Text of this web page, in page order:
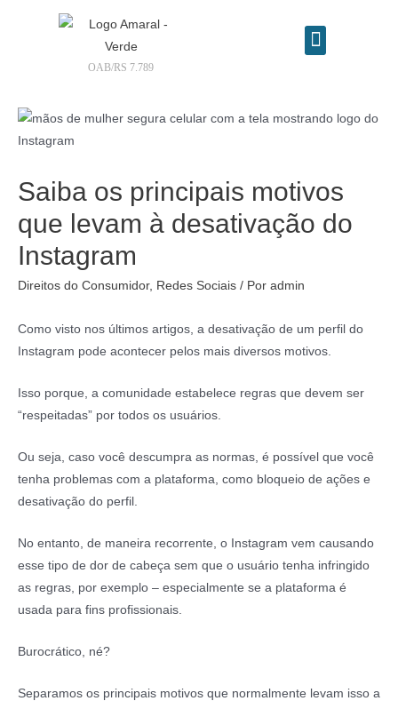
OAB/RS 7.789
Saiba os principais motivos
que levam à desativação do
Instagram
Direitos do Consumidor, Redes Sociais / Por admin
Como visto nos últimos artigos, a desativação de um perfil do
Instagram pode acontecer pelos mais diversos motivos.
Isso porque, a comunidade estabelece regras que devem ser
“respeitadas” por todos os usuários.
Ou seja, caso você descumpra as normas, é possível que você
tenha problemas com a plataforma, como bloqueio de ações e
desativação do perfil.
No entanto, de maneira recorrente, o Instagram vem causando
esse tipo de dor de cabeça sem que o usuário tenha infringido
as regras, por exemplo – especialmente se a plataforma é
usada para fins profissionais.
Burocrático, né?
Separamos os principais motivos que normalmente levam isso a